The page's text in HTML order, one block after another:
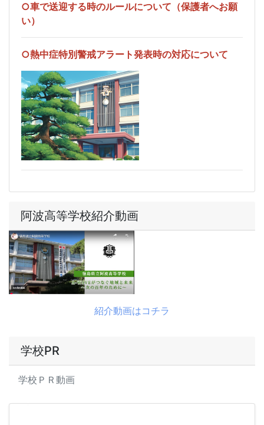
○車で送迎する時のルールについて（保護者へお願
い）
○熱中症特別警戒アラート発表時の対応について
阿波高等学校紹介動画
紹介動画はコチラ
学校PR
学校ＰＲ動画